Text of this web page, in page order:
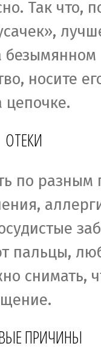
Так что,
носите
цепочке.
ОТЕКИ
по
пальцы,
снимать,
ПРИЧИНЫ